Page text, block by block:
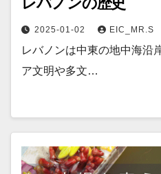
2025-01-02 EIC_MR.S
レバノンは中東の地中海沿
ア文明や多文…